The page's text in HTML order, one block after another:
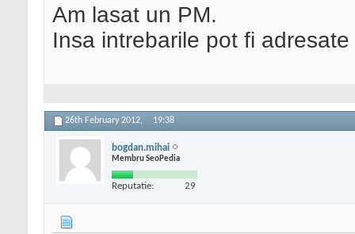
Am lasat un PM.
Insa intrebarile pot fi
26th February 2012, 19:38
bogdan.mihai
Membru SeoPedia
Reputatie: 29